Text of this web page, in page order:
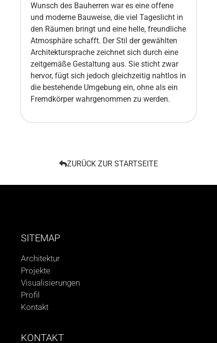
Wunsch des Bauherren war es eine offene
und moderne Bauweise, die viel Tageslicht in
den Räumen bringt und eine helle, freundliche
Atmosphäre schafft. Der Stil der gewählten
Architektursprache zeichnet sich durch eine
zeitgemäße Gestaltung aus. Sie sticht zwar
hervor, fügt sich jedoch gleichzeitig nahtlos in
die bestehende Umgebung ein, ohne als ein
Fremdkörper wahrgenommen zu werden.
ZURÜCK ZUR STARTSEITE
SITEMAP
Architektur
Projekte
Visualisierungen
Profil
Kontakt
KONTAKT